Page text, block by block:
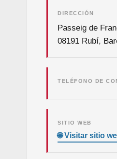
DIRECCIÓN
Passeig de
08191 Rubí,
TELÉFONO DE
SITIO WEB